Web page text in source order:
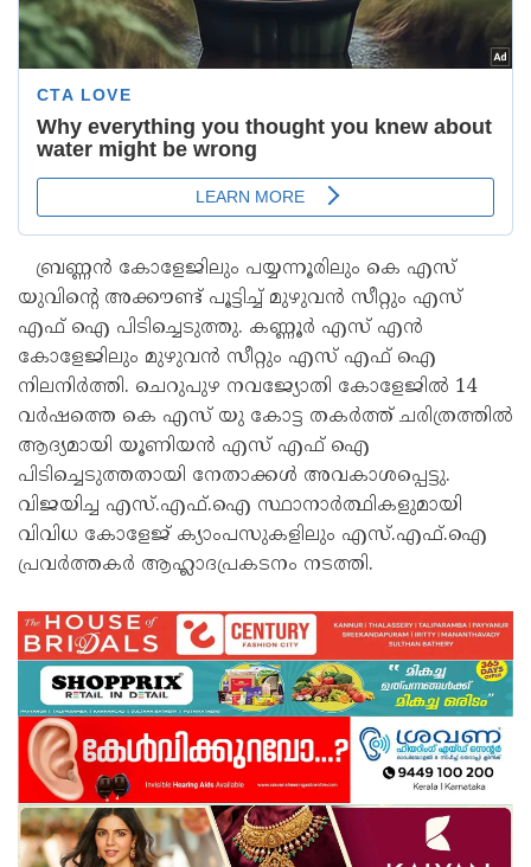
ബ്രണ്ണന്‍ കോളേജിലും പയ്യന്നൂരിലും കെ എസ്
യുവിന്റെ അക്കൗണ്ട് പൂട്ടിച്ച് മുഴുവന്‍ സീറ്റും എസ്
എഫ് ഐ പിടിച്ചെടുത്തു. കണ്ണൂര്‍ എസ് എന്‍
കോളേജിലും മുഴുവന്‍ സീറ്റും എസ് എഫ് ഐ
നിലനിര്‍ത്തി. ചെറുപുഴ നവജ്യോതി കോളേജില്‍ 14
വര്‍ഷത്തെ കെ എസ് യു കോട്ട തകര്‍ത്ത് ചരിത്രത്തില്‍
ആദ്യമായി യൂണിയന്‍ എസ് എഫ് ഐ
പിടിച്ചെടുത്തതായി നേതാക്കൾ അവകാശപ്പെട്ടു.
വിജയിച്ച എസ്.എഫ്.ഐ സ്ഥാനാർത്ഥികളുമായി
വിവിധ കോളേജ് ക്യാംപസുകളിലും എസ്.എഫ്.ഐ
പ്രവർത്തകർ ആഹ്ലാദപ്രകടനം നടത്തി.